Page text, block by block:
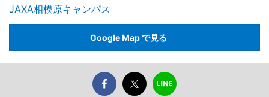
JAXA相模原キャンパス
Google Map で見る